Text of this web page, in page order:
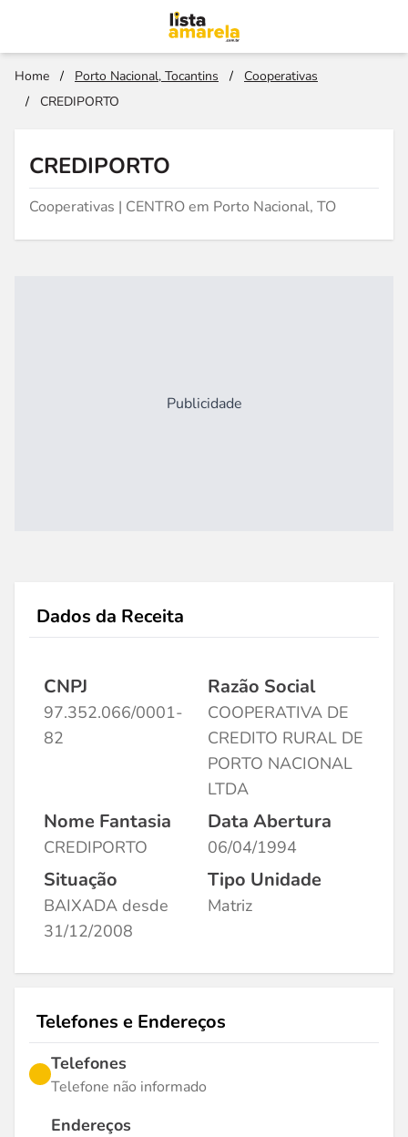
Home / Porto Nacional, Tocantins /
Cooperativas
/
CREDIPORTO
CREDIPORTO
Cooperativas | CENTRO em Porto Nacional, TO
Publicidade
Dados da Receita
CNPJ
97.352.066/0001-
82
Razão Social
COOPERATIVA DE
CREDITO RURAL DE
PORTO NACIONAL
LTDA
Nome Fantasia
CREDIPORTO
Data Abertura
06/04/1994
Situação
BAIXADA desde
31/12/2008
Tipo Unidade
Matriz
Telefones e Endereços
Telefones
Telefone não informado
Endereços